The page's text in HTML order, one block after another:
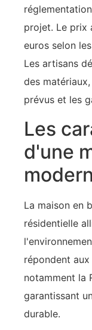
projet. Le prix
euros selon
Les artisans
des
prévus et les
Les
d'une
La maison en
résidentielle
répondent
notamment la
garantissant
durable.